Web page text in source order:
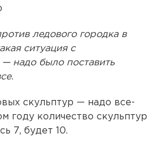
ледового городка в
ситуация с
надо было поставить
скульптур — надо все-
году количество скульптур
7, будет 10.